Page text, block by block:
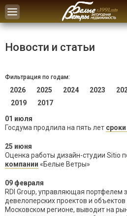
Toggle
navigation
Новости и статьи
Фильтрация по годам:
2026 2025 2024 2023
2019
2017
01 июля
Госдума продлила на пять лет
25 июня
Оценка работы дизайн-студии Sitio
компании «Белые Ветры»
09 февраля
RDI Group, управляющая портфелем
девелоперских проектов и
Московском регионе, выводит на